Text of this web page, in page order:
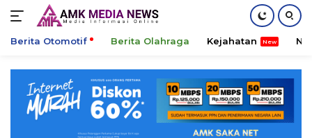
konten
Berita Otomotif Berita Olahraga Kejahatan